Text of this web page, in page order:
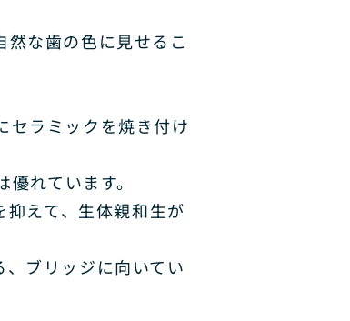
な歯の色に見せるこ
ラミックを焼き付け
れています。
えて、生体親和生が
ブリッジに向いてい